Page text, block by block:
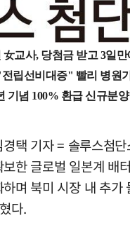
택 기자 = 솔루스첨
한 글로벌 일본계 배
며 북미 시장 내 추가
다.